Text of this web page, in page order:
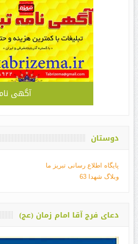
آگهی
دوستان
پایگاه اطلاع رسانی تبریز ما
وبلاگ شهدا 63
دعای فرج آقا امام زمان (عج)